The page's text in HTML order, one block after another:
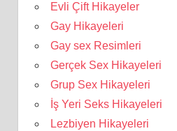
Evli Çift Hikayeler
Gay Hikayeleri
Gay sex Resimleri
Gerçek Sex Hikayeleri
Grup Sex Hikayeleri
İş Yeri Seks Hikayeleri
Lezbiyen Hikayeleri